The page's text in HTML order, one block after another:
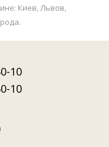
Киев, Львов,
10
10